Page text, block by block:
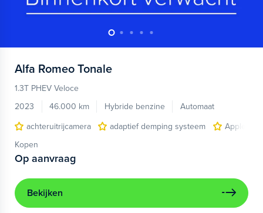
Alfa Romeo Tonale
1.3T PHEV Veloce
2023
46.000 km Hybride benzine
Automaat
achteruitrijcamera
adaptief demping systeem
Apple
Kopen
Op aanvraag
Bekijken